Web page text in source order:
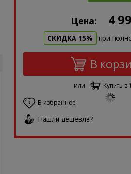
Цена: 4
СКИДКА 15% при
В
или Купить в
0 В избранное
Нашли дешевле?